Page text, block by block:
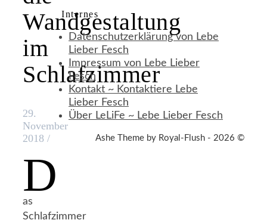
Wandgestaltung
im
Schlafzimmer
29.
November
2018 /
D
as
Schlafzimmer
Internes
Datenschutzerklärung von Lebe
Lieber Fesch
Impressum von Lebe Lieber
Fesch
Kontakt ~ Kontaktiere Lebe
Lieber Fesch
Über LeLiFe ~ Lebe Lieber Fesch
Ashe Theme by Royal-Flush - 2026 ©